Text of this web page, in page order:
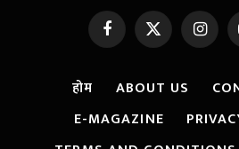
FacebookX
(Twitter)
होम ABOUT US
E-MAGAZINE